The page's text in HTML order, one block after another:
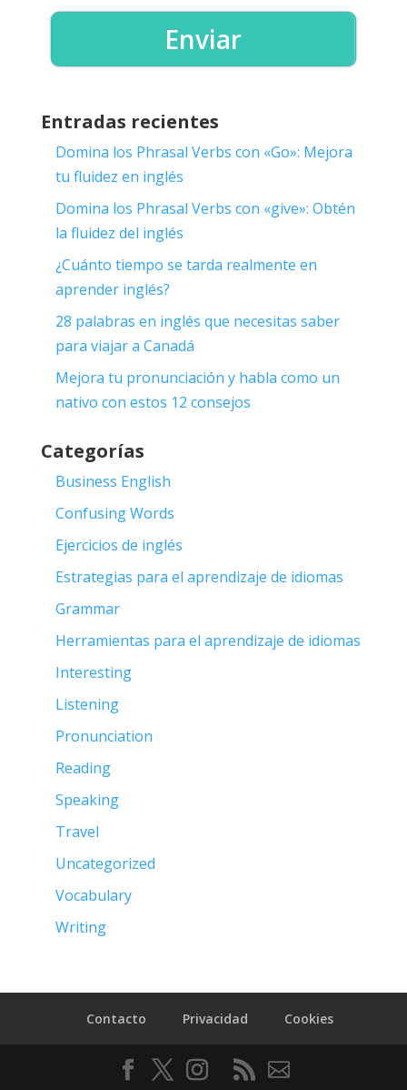
Enviar
Entradas recientes
Domina los Phrasal Verbs con «Go»: Mejora
tu fluidez en inglés
Domina los Phrasal Verbs con «give»: Obtén
la fluidez del inglés
¿Cuánto tiempo se tarda realmente en
aprender inglés?
28 palabras en inglés que necesitas saber
para viajar a Canadá
Mejora tu pronunciación y habla como un
nativo con estos 12 consejos
Categorías
Business English
Confusing Words
Ejercicios de inglés
Estrategias para el aprendizaje de idiomas
Grammar
Herramientas para el aprendizaje de idiomas
Interesting
Listening
Pronunciation
Reading
Speaking
Travel
Uncategorized
Vocabulary
Writing
Contacto Privacidad Cookies